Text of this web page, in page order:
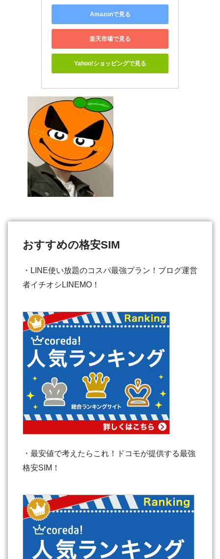
Amazonで見る
楽天市場で見る
Yahoo!ショッピングで見る
おすすめの格安SIM
・LINE使い放題のコスパ最強プラン！ブログ運営
者イチオシLINEMO！
・最安値で考えたらこれ！ドコモが提供する最強
格安SIM！